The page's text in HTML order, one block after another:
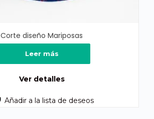
Corte diseño Mariposas
Leer más
Ver detalles
Añadir a la lista de deseos